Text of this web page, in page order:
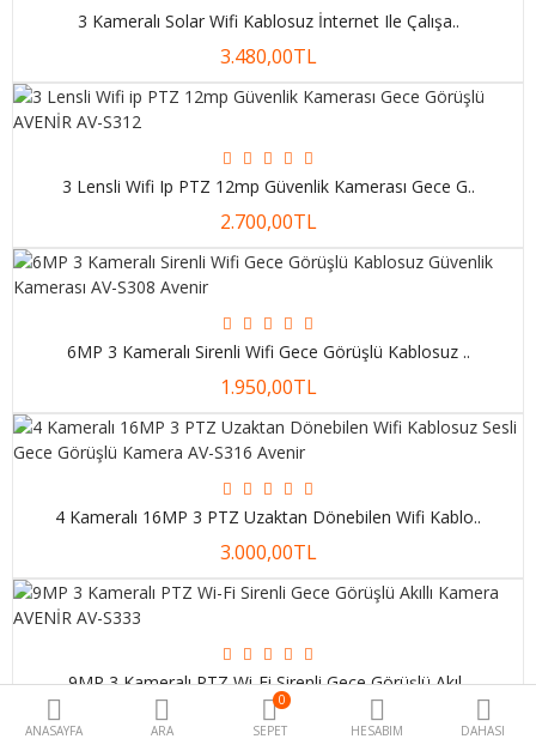
Siparişlerim
Sepetim
Favorilerim
Mini Kameralar
Solar 4G Sim Kartlı Kameralar
Solar 4G Sim Kartlı Kameralar
Solar Wifi Güvenlik
Kablosuz Wifi Kameralar
ANASAYFA ARA
0
SEPET
HESABIM DAHASI
3 Kameralı Solar Wifi Kablosuz İnternet Ile Çalışa..
3.480,00TL
3 Lensli Wifi Ip PTZ 12mp Güvenlik Kamerası Gece G..
2.700,00TL
6MP 3 Kameralı Sirenli Wifi Gece Görüşlü Kablosuz ..
1.950,00TL
4 Kameralı 16MP 3 PTZ Uzaktan Dönebilen Wifi Kablo..
3.000,00TL
9MP 3 Kameralı PTZ Wi-Fi Sirenli Gece Görüşlü Akıl..
1.920,00TL